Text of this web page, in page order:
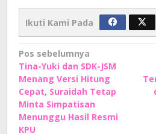
Ikuti Kami Pada
Navigasi
pos
Pos sebelumnya
Tina-Yuki dan SDK-JSM
Menang Versi Hitung
Cepat, Suraidah Tetap
Minta Simpatisan
Menunggu Hasil Resmi
KPU